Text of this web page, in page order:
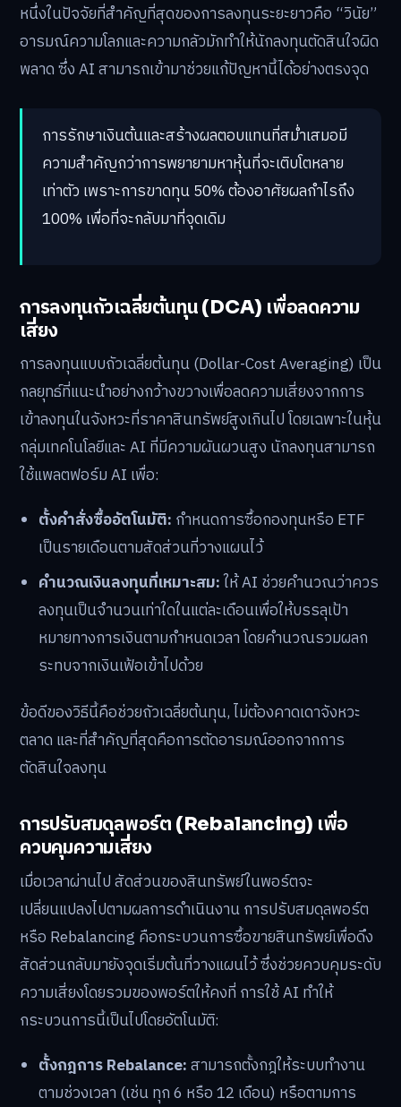
หนึ่งในปัจจัยที่สำคัญที่สุดของการลงทุนระยะยาวคือ “วินัย”
อารมณ์ความโลภและความกลัวมักทำให้นักลงทุนตัดสินใจผิด
พลาด ซึ่ง AI สามารถเข้ามาช่วยแก้ปัญหานี้ได้อย่างตรงจุด
การรักษาเงินต้นและสร้างผลตอบแทนที่สม่ำเสมอมี
ความสำคัญกว่าการพยายามหาหุ้นที่จะเติบโตหลาย
เท่าตัว เพราะการขาดทุน 50% ต้องอาศัยผลกำไรถึง
100% เพื่อที่จะกลับมาที่จุดเดิม
การลงทุนถัวเฉลี่ยต้นทุน (DCA) เพื่อลดความ
เสี่ยง
การลงทุนแบบถัวเฉลี่ยต้นทุน (Dollar-Cost Averaging) เป็น
กลยุทธ์ที่แนะนำอย่างกว้างขวางเพื่อลดความเสี่ยงจากการ
เข้าลงทุนในจังหวะที่ราคาสินทรัพย์สูงเกินไป โดยเฉพาะในหุ้น
กลุ่มเทคโนโลยีและ AI ที่มีความผันผวนสูง นักลงทุนสามารถ
ใช้แพลตฟอร์ม AI เพื่อ:
ตั้งคำสั่งซื้ออัตโนมัติ: กำหนดการซื้อกองทุนหรือ ETF
เป็นรายเดือนตามสัดส่วนที่วางแผนไว้
คำนวณเงินลงทุนที่เหมาะสม:ให้ AI ช่วยคำนวณว่าควร
ลงทุนเป็นจำนวนเท่าใดในแต่ละเดือนเพื่อให้บรรลุเป้า
หมายทางการเงินตามกำหนดเวลา โดยคำนวณรวมผลก
ระทบจากเงินเฟ้อเข้าไปด้วย
ข้อดีของวิธีนี้คือช่วยถัวเฉลี่ยต้นทุน, ไม่ต้องคาดเดาจังหวะ
ตลาด และที่สำคัญที่สุดคือการตัดอารมณ์ออกจากการ
ตัดสินใจลงทุน
การปรับสมดุลพอร์ต (Rebalancing) เพื่อ
ควบคุมความเสี่ยง
เมื่อเวลาผ่านไป สัดส่วนของสินทรัพย์ในพอร์ตจะ
เปลี่ยนแปลงไปตามผลการดำเนินงาน การปรับสมดุลพอร์ต
หรือ Rebalancing คือกระบวนการซื้อขายสินทรัพย์เพื่อดึง
สัดส่วนกลับมายังจุดเริ่มต้นที่วางแผนไว้ ซึ่งช่วยควบคุมระดับ
ความเสี่ยงโดยรวมของพอร์ตให้คงที่ การใช้ AI ทำให้
กระบวนการนี้เป็นไปโดยอัตโนมัติ:
ตั้งกฎการ Rebalance:สามารถตั้งกฎให้ระบบทำงาน
ตามช่วงเวลา (เช่น ทุก 6 หรือ 12 เดือน) หรือตามการ